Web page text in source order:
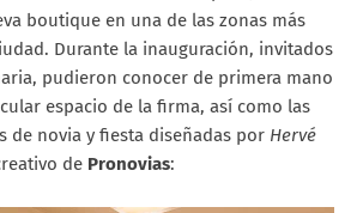
boutique en una de las zonas más
Durante la inauguración, invitados
pudieron conocer de primera mano
espacio de la firma, así como las
de novia y fiesta diseñadas por Hervé
de Pronovias: